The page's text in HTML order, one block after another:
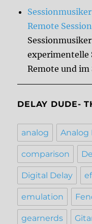
Remote
experimentelle
Remote und im
DELAY DUDE-
analog Analog
comparison
Digital Delay
emulation
gearnerds